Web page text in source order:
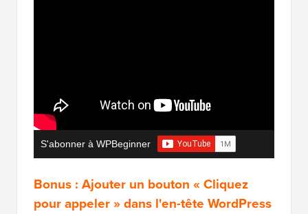
S'abonner à WPBeginner
Bonus : Ajouter un bouton « Cliquez
pour appeler » dans l'en-tête WordPress